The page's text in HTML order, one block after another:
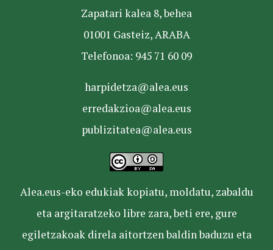
Zapatari kalea 8, behea
01001 Gasteiz, ARABA
Telefonoa: 945 71 60 09
harpidetza@alea.eus
erredakzioa@alea.eus
publizitatea@alea.eus
Alea.eus-eko edukiak kopiatu, moldatu, zabaldu
eta argitaratzeko libre zara, beti ere, gure
egiletzakoak direla aitortzen baldin baduzu eta